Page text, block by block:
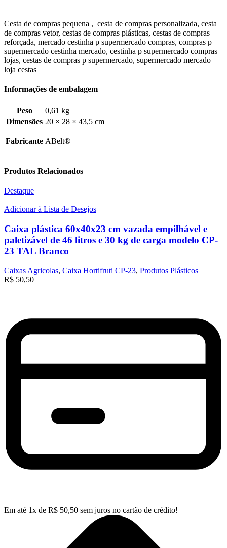
Cesta de compras pequena , cesta de compras personalizada, cesta
de compras vetor, cestas de compras plásticas, cestas de compras
reforçada, mercado cestinha p supermercado compras, compras p
supermercado cestinha mercado, cestinha p supermercado compras
lojas, cestas de compras p supermercado, supermercado mercado
loja cestas
Informações de embalagem
Peso
0,61 kg
Dimensões 20 × 28 × 43,5 cm
Fabricante ABelt®
Produtos Relacionados
Destaque
Adicionar à Lista de Desejos
Caixa plástica 60x40x23 cm vazada empilhável e
paletizável de 46 litros e 30 kg de carga modelo CP-
23 TAL Branco
Caixas Agricolas, Caixa Hortifruti CP-23, Produtos Plásticos
R$ 50,50
Em até 1x de R$ 50,50 sem juros no cartão de crédito!